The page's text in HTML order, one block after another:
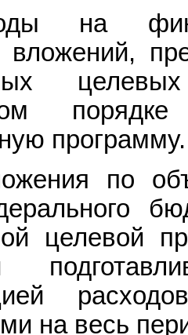
на
вложений,
программу.
по
целевой
на весь